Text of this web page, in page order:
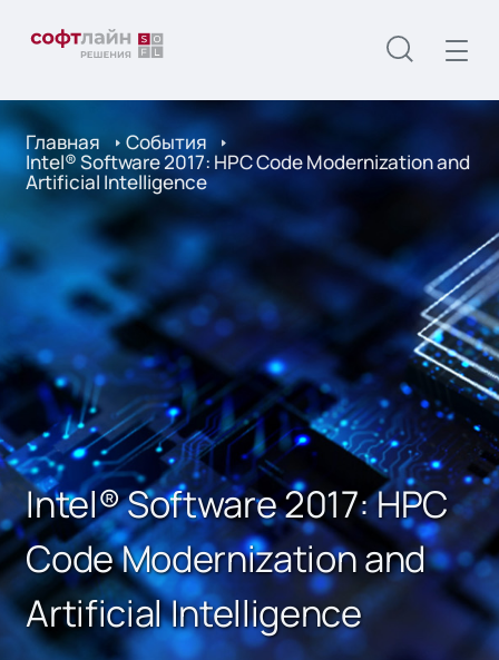
Главная События
Intel® Software 2017: HPC Code Modernization and
Artificial Intelligence
Intel® Software 2017: HPC
Code Modernization and
Artificial Intelligence